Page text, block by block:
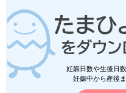
妊娠日数や生後日
妊娠中から産後